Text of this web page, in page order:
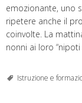
emozionante, uno
ripetere anche il
coinvolte. La
nonni ai loro
Istruzione e